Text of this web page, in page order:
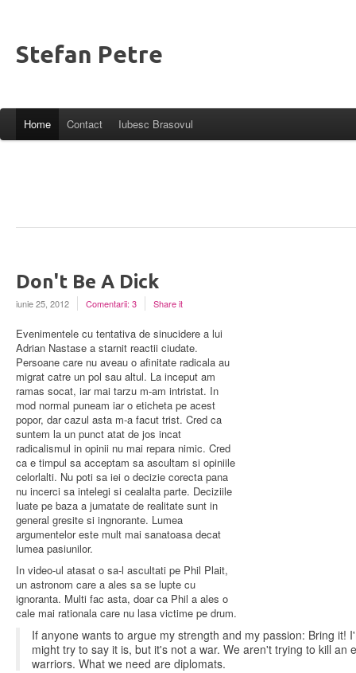
Stefan Petre
Home Contact Iubesc Brasovul
Don't Be A Dick
iunie 25, 2012 Comentarii: 3 Share it
Evenimentele cu tentativa de sinucidere a lui
Adrian Nastase a starnit reactii ciudate.
Persoane care nu aveau o afinitate radicala au
migrat catre un pol sau altul. La inceput am
ramas socat, iar mai tarzu m-am intristat. In
mod normal puneam iar o eticheta pe acest
popor, dar cazul asta m-a facut trist. Cred ca
suntem la un punct atat de jos incat
radicalismul in opinii nu mai repara nimic. Cred
ca e timpul sa acceptam sa ascultam si opiniile
celorlalti. Nu poti sa iei o decizie corecta pana
nu incerci sa intelegi si cealalta parte. Deciziile
luate pe baza a jumatate de realitate sunt in
general gresite si ingnorante. Lumea
argumentelor este mult mai sanatoasa decat
lumea pasiunilor.
In video-ul atasat o sa-l ascultati pe Phil Plait,
un astronom care a ales sa se lupte cu
ignoranta. Multi fac asta, doar ca Phil a ales o
cale mai rationala care nu lasa victime pe drum.
If anyone wants to argue my strength and my passion: Bring
might try to say it is, but it's not a war. We aren't trying to kill
warriors. What we need are diplomats.